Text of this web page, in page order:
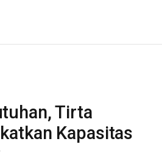
Tirta
Kapasitas